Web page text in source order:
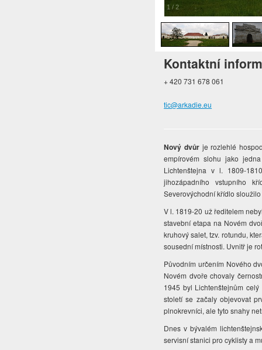
1 /2
Kontaktní
+ 420 731 678 061
tic@arkadie.eu
Nový dvůr je rozlehlé
empírovém slohu jako
Lichtenštejna v l. 1809-
jihozápadního vstupního
Severovýchodní křídlo
V l. 1819-20 už ředitelem
stavební etapa na Novém
kruhový salet, tzv. rotundu,
sousední místnosti. Uvnitř je
Původním určením Nového
Novém dvoře chovaly
1945 byl Lichtenštejnům
století se začaly objevovat
plnokrevníci, ale tyto snahy
Dnes v bývalém
servisní stanici pro cyklisty a